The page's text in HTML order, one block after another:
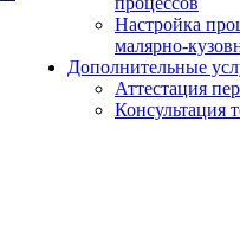
Настройка
малярно-
Дополнительные
Аттестация
Консультация